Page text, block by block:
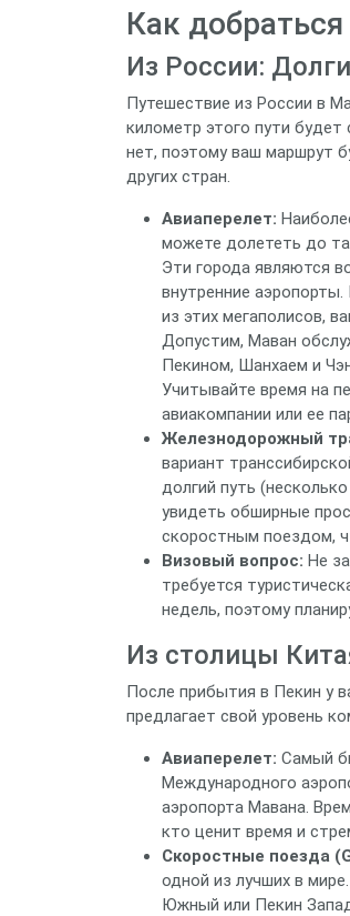
Как
Из России:
Путешествие из России в
километр этого пути
нет, поэтому ваш маршрут
других стран.
Авиаперелет:
можете долететь до
Эти города являются
внутренние
из этих мегаполисов,
Допустим, Маван
Пекином, Шанхаем и
Учитывайте время на
авиакомпании или ее
Железнодорожный
вариант
долгий путь
увидеть обширные
скоростным поездом,
Визовый вопрос: Не
требуется
недель, поэтому
Из столицы
После прибытия в Пекин у
предлагает свой уровень
Авиаперелет: Самый
Международного
аэропорта Мавана.
кто ценит время и
Скоростные поезда
одной из лучших в
Южный или Пекин